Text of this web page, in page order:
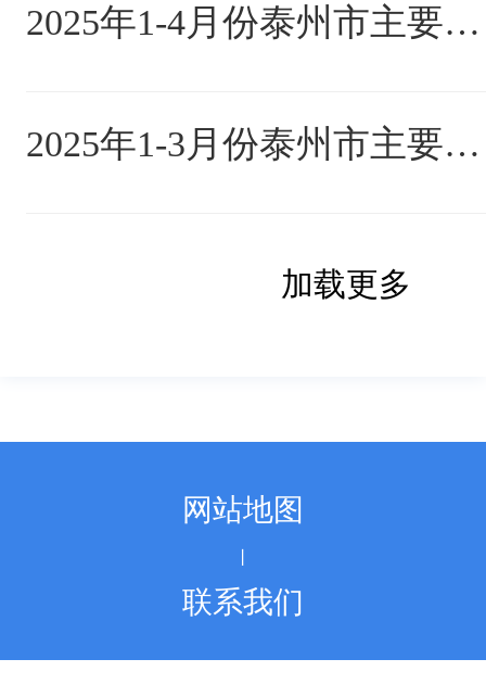
2025年1-4月份泰州市主要经济指标
2025年1-3月份泰州市主要经济指标
加载更多
网站地图
联系我们